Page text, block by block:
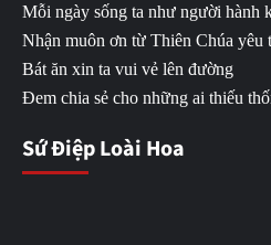
Mỗi ngày sống ta như người hành
Nhận muôn ơn từ Thiên Chúa yêu
Bát ăn xin ta vui vẻ lên đường
Đem chia sẻ cho những ai thiếu
Sứ Điệp Loài Hoa